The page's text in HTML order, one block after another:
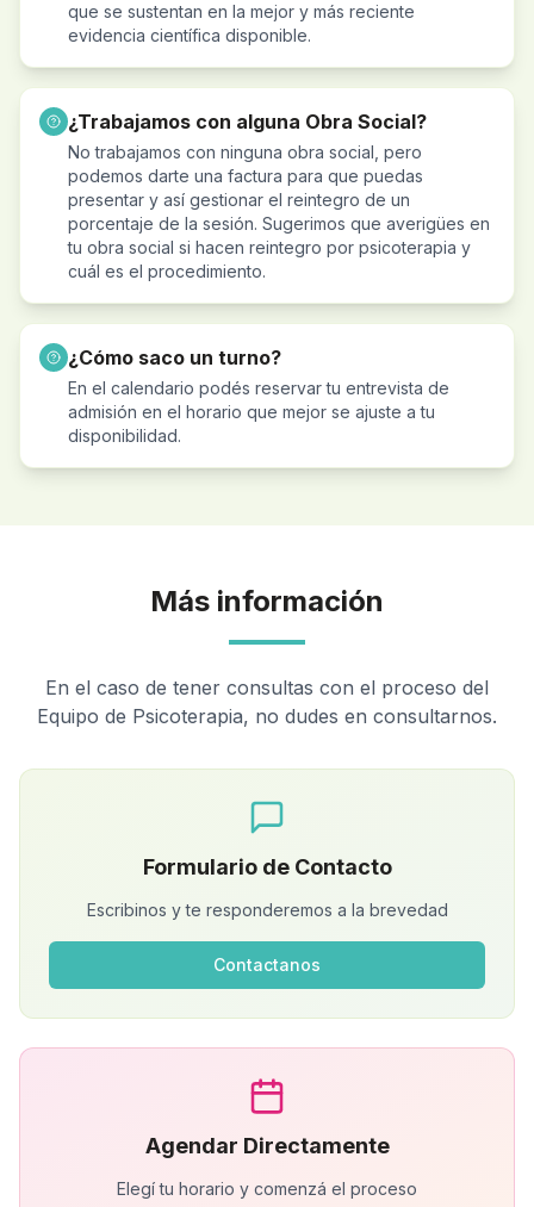
que se sustentan en la mejor y más reciente
evidencia científica disponible.
¿Trabajamos con alguna Obra Social?
No trabajamos con ninguna obra social, pero
podemos darte una factura para que puedas
presentar y así gestionar el reintegro de un
porcentaje de la sesión. Sugerimos que averigües en
tu obra social si hacen reintegro por psicoterapia y
cuál es el procedimiento.
¿Cómo saco un turno?
En el calendario podés reservar tu entrevista de
admisión en el horario que mejor se ajuste a tu
disponibilidad.
Más información
En el caso de tener consultas con el proceso del
Equipo de Psicoterapia, no dudes en consultarnos.
Formulario de Contacto
Escribinos y te responderemos a la brevedad
Contactanos
Agendar Directamente
Elegí tu horario y comenzá el proceso